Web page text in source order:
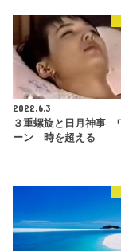
2022.6.3
３重螺旋と日月神事
ーン 時を超える